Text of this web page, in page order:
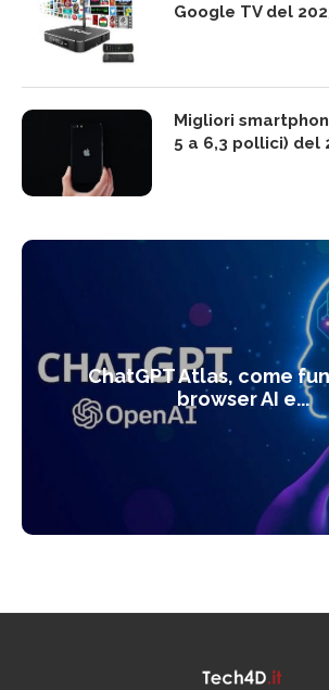
Google TV del
Migliori
5 a 6,3 pollici) del
ChatGPT Atlas, come
browser AI e...